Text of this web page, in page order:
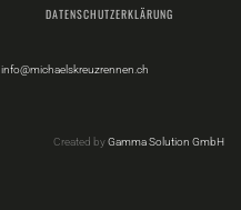
DATENSCHUTZERKLÄRUNG
info@michaelskreuzrennen.ch
Created byGamma Solution GmbH